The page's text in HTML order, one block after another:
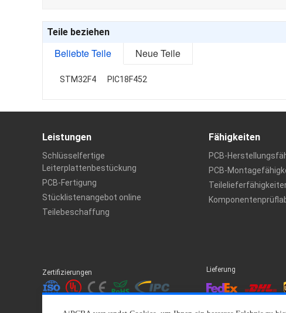
Teile beziehen
Beliebte Teile Neue Teile
STM32F4 PIC18F452
Leistungen
Schlüsselfertige
Leiterplattenbestückung
PCB-Fertigung
Stücklistenangebot online
Teilebeschaffung
Fähigkeiten
PCB-
PCB-
Zertifizierungen Lieferung